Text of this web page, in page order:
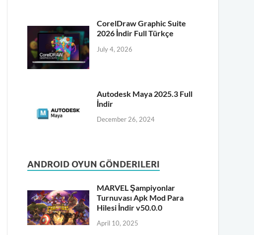
CorelDraw Graphic Suite
2026 İndir Full Türkçe
July 4, 2026
Autodesk Maya 2025.3 Full
İndir
December 26, 2024
ANDROID OYUN GÖNDERILERI
MARVEL Şampiyonlar
Turnuvası Apk Mod Para
Hilesi İndir v50.0.0
April 10, 2025